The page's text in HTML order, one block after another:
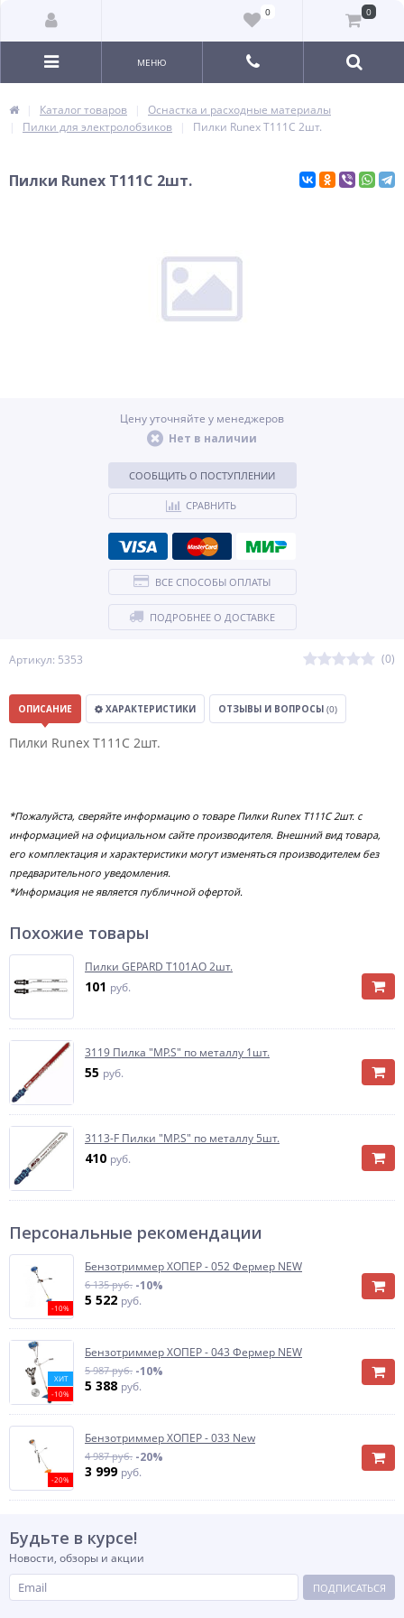
0 0
МЕНЮ
Каталог товаров
Оснастка и расходные материалы
Пилки для электролобзиков
Пилки Runex T111C 2шт.
Пилки Runex T111C 2шт.
Артикул: 5353 (0)
Цену уточняйте у менеджеров
Нет в наличии
СООБЩИТЬ О ПОСТУПЛЕНИИ
СРАВНИТЬ
ВСЕ СПОСОБЫ ОПЛАТЫ
ПОДРОБНЕЕ О ДОСТАВКЕ
ОПИСАНИЕ ХАРАКТЕРИСТИКИ ОТЗЫВЫ И ВОПРОСЫ (0)
Пилки Runex T111C 2шт.
*Пожалуйста, сверяйте информацию о товаре Пилки Runex T111C 2шт. с
информацией на официальном сайте производителя. Внешний вид товара,
его комплектация и характеристики могут изменяться производителем без
предварительного уведомления.
*Информация не является публичной офертой.
Похожие товары
Пилки GEPARD T101AO 2шт.
101 руб.
3119 Пилка "MP.S" по металлу 1шт.
55 руб.
3113-F Пилки "MP.S" по металлу 5шт.
410 руб.
Персональные рекомендации
-10%
Бензотриммер ХОПЕР - 052 Фермер NEW
6 135 руб. -10%
5 522 руб.
ХИТ
-10%
Бензотриммер ХОПЕР - 043 Фермер NEW
5 987 руб. -10%
5 388 руб.
-20%
Бензотриммер ХОПЕР - 033 New
4 987 руб. -20%
3 999 руб.
Будьте в курсе!
Новости, обзоры и акции
ПОДПИСАТЬСЯ